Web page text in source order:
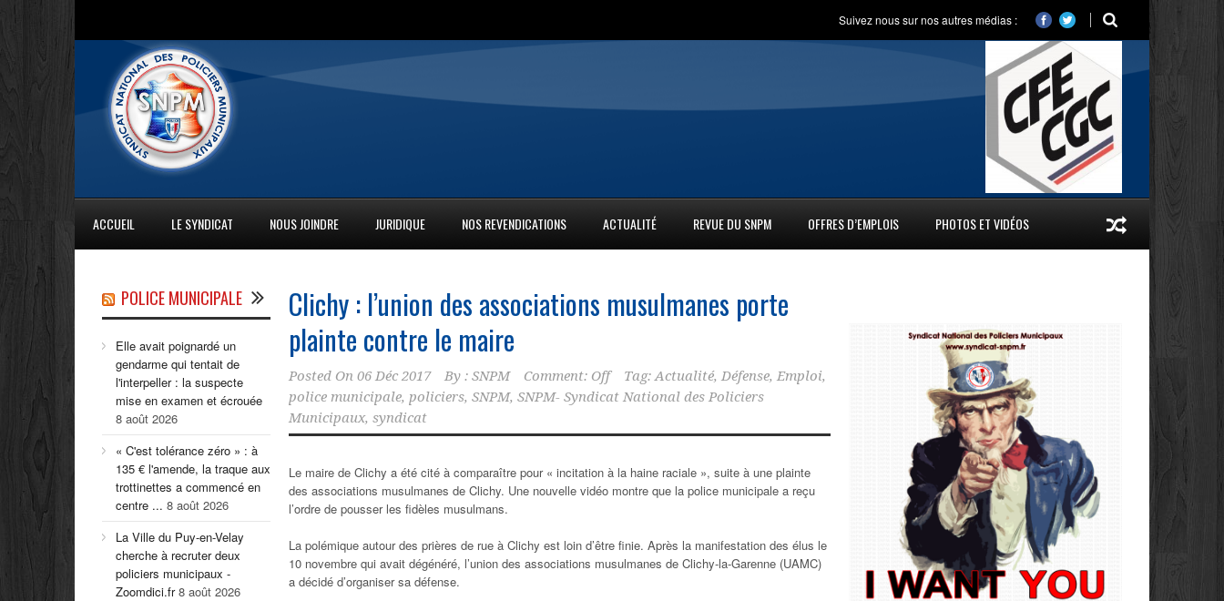
Suivez nous sur nos autres médias :
ACCUEIL LE SYNDICAT NOUS JOINDRE JURIDIQUE NOS REVENDICATIONS ACTUALITÉ REVUE DU SNPM OFFRES D’EMPLOIS PHOTOS ET VIDÉOS
Clichy : l’union des associations musulmanes porte
plainte contre le maire
Posted On 06 Déc 2017 By : SNPM Comment: Off Tag: Actualité, Défense, Emploi,
police municipale, policiers, SNPM, SNPM- Syndicat National des Policiers
Municipaux, syndicat
Le maire de Clichy a été cité à comparaître pour « incitation à la haine raciale », suite à une plainte
des associations musulmanes de Clichy. Une nouvelle vidéo montre que la police municipale a reçu
l’ordre de pousser les fidèles musulmans.
La polémique autour des prières de rue à Clichy est loin d’être finie. Après la manifestation des élus le
10 novembre qui avait dégénéré, l’union des associations musulmanes de Clichy-la-Garenne (UAMC)
a décidé d’organiser sa défense.
POLICE MUNICIPALE
Elle avait poignardé un
gendarme qui tentait de
l'interpeller : la suspecte
mise en examen et écrouée
8 août 2026
« C'est tolérance zéro » : à
135 € l'amende, la traque aux
trottinettes a commencé en
centre ... 8 août 2026
La Ville du Puy-en-Velay
cherche à recruter deux
policiers municipaux -
Zoomdici.fr 8 août 2026